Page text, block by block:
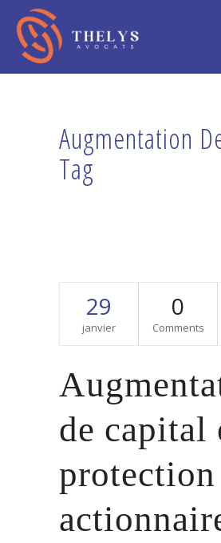
Augmentation
Tag
29
janvier
0
Comments
de capital
protection